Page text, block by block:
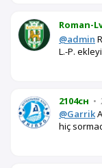
Roman-
@admin
L.-P.
2104сн •
@Garrik
hiç